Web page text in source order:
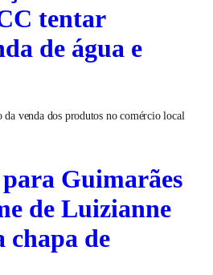
em Morada
tentar
de água e
da venda dos produtos no comércio local
Guimarães
de Luizianne
de